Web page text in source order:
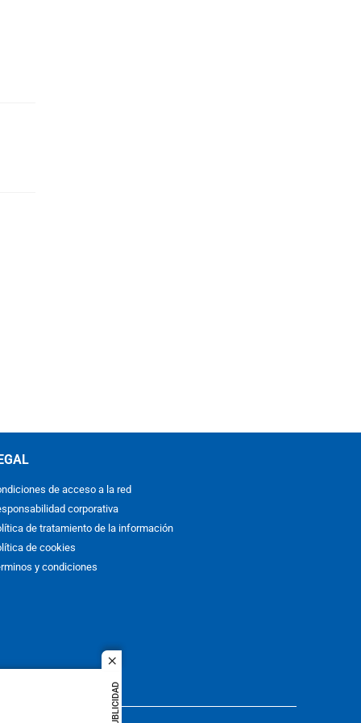
close
PUBLICIDAD
de acceso a la red
corporativa
de tratamiento de la información
de cookies
y condiciones